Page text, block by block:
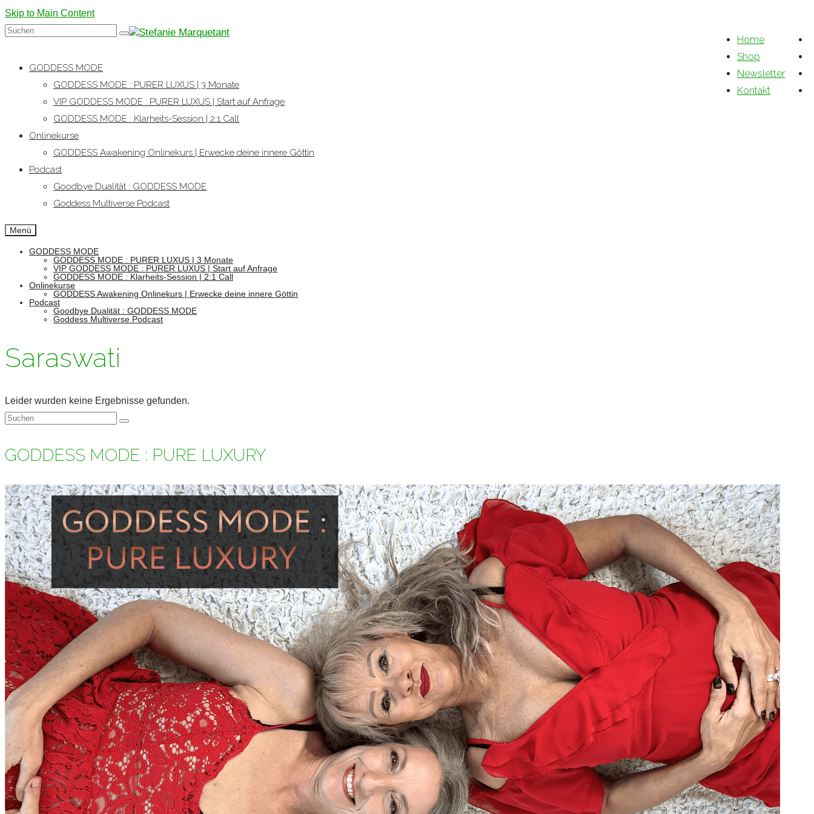
Skip to Main Content
Home
Shop
Newsletter
Kontakt
Suchen
GODDESS MODE
GODDESS MODE : PURER LUXUS | 3 Monate
VIP GODDESS MODE : PURER LUXUS | Start auf Anfrage
GODDESS MODE : Klarheits-Session | 2:1 Call
Onlinekurse
GODDESS Awakening Onlinekurs | Erwecke deine innere Göttin
Podcast
Goodbye Dualität : GODDESS MODE
Goddess Multiverse Podcast
Menü
GODDESS MODE
GODDESS MODE : PURER LUXUS | 3 Monate
VIP GODDESS MODE : PURER LUXUS | Start auf Anfrage
GODDESS MODE : Klarheits-Session | 2:1 Call
Onlinekurse
GODDESS Awakening Onlinekurs | Erwecke deine innere Göttin
Podcast
Goodbye Dualität : GODDESS MODE
Goddess Multiverse Podcast
Saraswati
Leider wurden keine Ergebnisse gefunden.
Suchen
GODDESS MODE : PURE LUXURY